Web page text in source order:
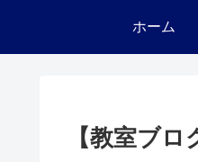
ホーム
【教室ブ